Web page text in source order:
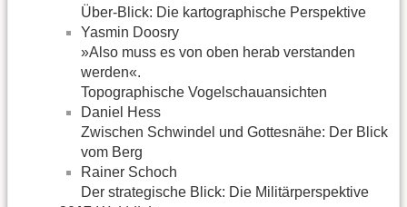
Über-Blick: Die kartographische Perspektive
Yasmin Doosry
»Also muss es von oben herab verstanden
werden«.
Topographische Vogelschauansichten
Daniel Hess
Zwischen Schwindel und Gottesnähe: Der Blick
vom Berg
Rainer Schoch
Der strategische Blick: Die Militärperspektive